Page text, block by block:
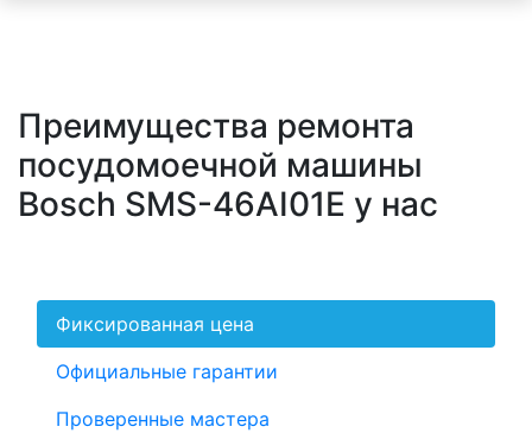
Преимущества ремонта
посудомоечной машины
Bosch SMS-46AI01E у нас
Фиксированная цена
Официальные гарантии
Проверенные мастера